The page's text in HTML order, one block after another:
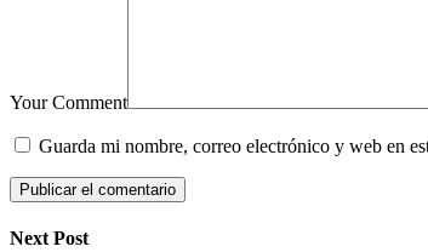
Your Comment
Guarda mi nombre, correo electrónico y web en
Next Post